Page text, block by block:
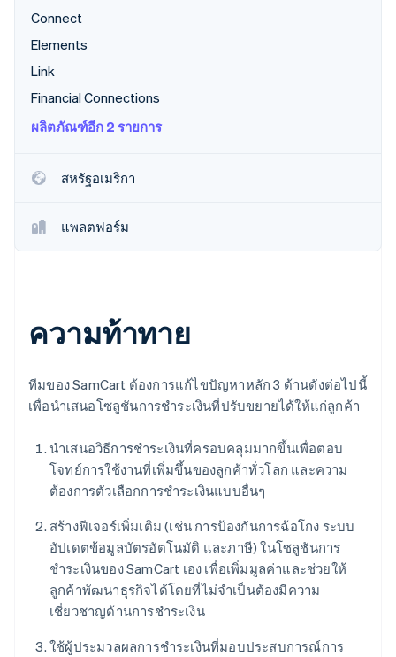
Stripe Sessions 2026
ดูว่า Stripe กำลังสร้างโครงสร้างพื้นฐานระบบเศรษฐกิจสำหรับ
Connect
Elements
Link
Financial Connections
ผลิตภัณฑ์อีก 2 รายการ
สหรัฐอเมริกา
แพลตฟอร์ม
ความท้าทาย
ทีมของ SamCart ต้องการแก้ไขปัญหาหลัก 3 ด้านดังต่อไปนี้
เพื่อนำเสนอโซลูชันการชำระเงินที่ปรับขยายได้ให้แก่ลูกค้า
นำเสนอวิธีการชำระเงินที่ครอบคลุมมากขึ้นเพื่อตอบ
โจทย์การใช้งานที่เพิ่มขึ้นของลูกค้าทั่วโลก และความ
ต้องการตัวเลือกการชำระเงินแบบอื่นๆ
สร้างฟีเจอร์เพิ่มเติม (เช่น การป้องกันการฉ้อโกง ระบบ
อัปเดตข้อมูลบัตรอัตโนมัติ และภาษี) ในโซลูชันการ
ชำระเงินของ SamCart เอง เพื่อเพิ่มมูลค่าและช่วยให้
ลูกค้าพัฒนาธุรกิจได้โดยที่ไม่จำเป็นต้องมีความ
เชี่ยวชาญด้านการชำระเงิน
ใช้ผู้ประมวลผลการชำระเงินที่มอบประสบการณ์การ